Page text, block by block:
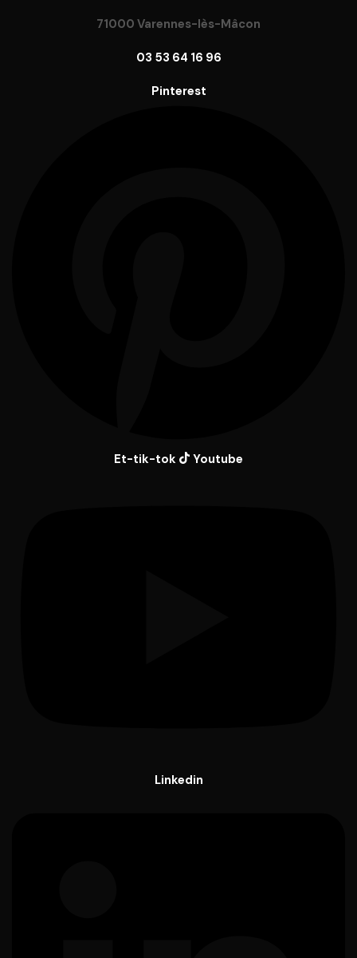
71000 Varennes-lès-Mâcon
03 53 64 16 96
Pinterest
Et-tik-tok Youtube
Linkedin